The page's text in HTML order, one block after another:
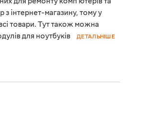
з інтернет-магазину, тому у
товари. Тут також можна
для ноутбуків
ДЕТАЛЬНІШЕ